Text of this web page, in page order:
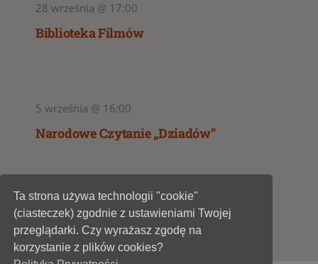
28 września @ 17:00
Biblioteka Filmów
5 września @ 16:00
Narodowe Czytanie „Dziadów”
1
Ta strona używa technologii "cookie"
(ciasteczek) zgodnie z ustawieniami Twojej
przeglądarki. Czy wyrażasz zgodę na
korzystanie z plików cookies?